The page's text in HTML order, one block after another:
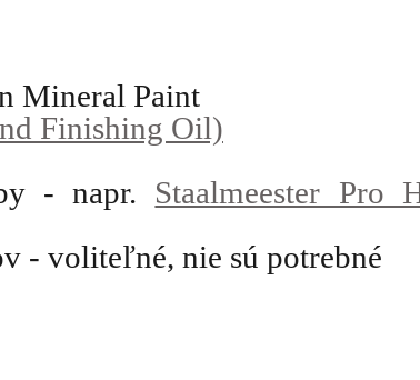
Mineral Paint
Finishing Oil)
- napr. Staalmeester Pro
- voliteľné, nie sú potrebné